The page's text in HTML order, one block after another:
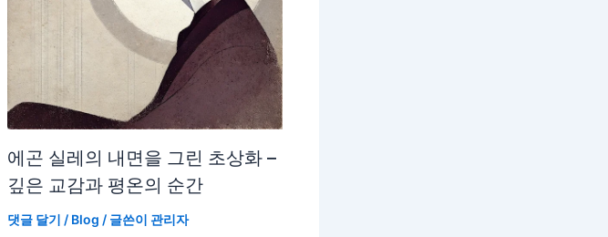
에곤 실레의 내면을 그린 초상화 –
깊은 교감과 평온의 순간
댓글 달기 / Blog / 글쓴이 관리자